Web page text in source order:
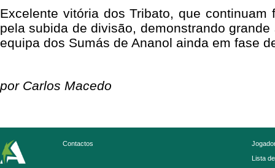
Excelente vitória dos Tribato, que
pela subida de divisão, demonstrando
equipa dos Sumás de Ananol ainda em fase
por Carlos Macedo
Contactos
Lista